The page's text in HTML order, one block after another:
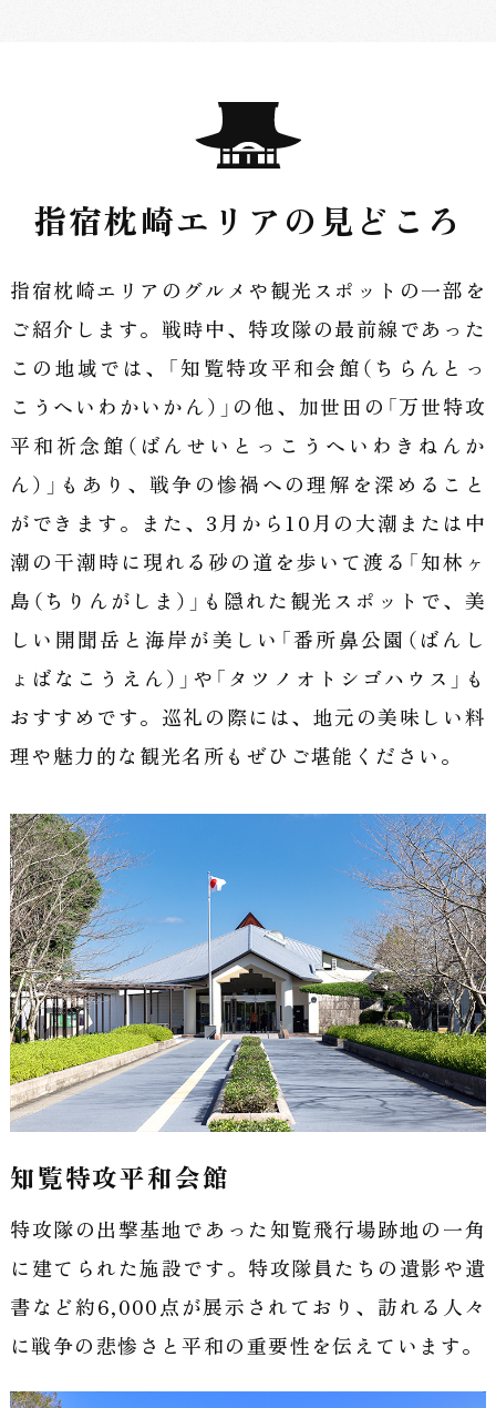
指宿枕崎エリアの見どころ
指宿枕崎エリアのグルメや観光スポットの一部を
ご紹介します。 戦時中、特攻隊の最前線であった
この地域では、「知覧特攻平和会館（ちらんとっ
こうへいわかいかん）」の他、 加世田の「万世特攻
平和祈念館（ばんせいとっこうへいわきねんか
ん）」もあり、戦争の惨禍への理解を深めること
ができます。
また、3月から10月の大潮または中
潮の干潮時に現れる砂の道を歩いて渡る「知林ヶ
島（ちりんがしま）」も隠れた観光スポットで、 美
しい開聞岳と海岸が美しい「番所鼻公園（ばんし
ょばなこうえん）」や「タツノオトシゴハウス」も
おすすめです。 巡礼の際には、地元の美味しい料
理や魅力的な観光名所もぜひご堪能ください。
知覧特攻平和会館
特攻隊の出撃基地であった知覧飛行場跡地の一角
に建てられた施設です。特攻隊員たちの遺影や遺
書など約6,000点が展示されており、訪れる人々
に戦争の悲惨さと平和の重要性を伝えています。